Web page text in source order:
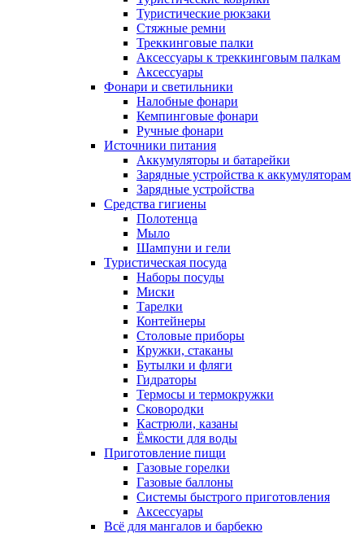
Туристические рюкзаки
Стяжные ремни
Треккинговые палки
Аксессуары к треккинговым палкам
Аксессуары
Фонари и светильники
Налобные фонари
Кемпинговые фонари
Ручные фонари
Источники питания
Аккумуляторы и батарейки
Зарядные устройства к аккумуляторам
Зарядные устройства
Средства гигиены
Полотенца
Мыло
Шампуни и гели
Туристическая посуда
Наборы посуды
Миски
Тарелки
Контейнеры
Столовые приборы
Кружки, стаканы
Бутылки и фляги
Гидраторы
Термосы и термокружки
Сковородки
Кастрюли, казаны
Ёмкости для воды
Приготовление пищи
Газовые горелки
Газовые баллоны
Системы быстрого приготовления
Аксессуары
Всё для мангалов и барбекю